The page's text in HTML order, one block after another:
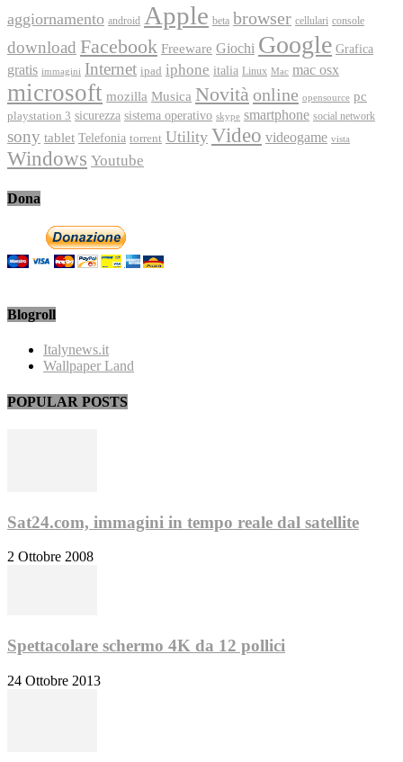
aggiornamento android Apple beta browser cellulari console
download Facebook Freeware Giochi Google Grafica
gratis immagini Internet ipad iphone italia Linux Mac mac osx
microsoft mozilla Musica Novità online opensource pc
playstation 3 sicurezza sistema operativo skype smartphone social network
sony tablet Telefonia torrent Utility Video videogame vista
Windows Youtube
Dona
Blogroll
Italynews.it
Wallpaper Land
POPULAR POSTS
Sat24.com, immagini in tempo reale dal satellite
2 Ottobre 2008
Spettacolare schermo 4K da 12 pollici
24 Ottobre 2013